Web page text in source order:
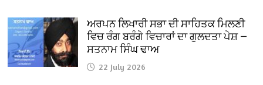
ਅਰਪਨ ਲਿਖਾਰੀ ਸਭਾ ਦੀ ਸਾਹਿਤਕ ਮਿਲਣੀ
ਵਿਚ ਰੰਗ ਬਰੰਗੇ ਵਿਚਾਰਾਂ ਦਾ ਗੁਲਦਤਾ ਪੇਸ਼ —
ਸਤਨਾਮ ਸਿੰਘ ਢਾਅ
22 July 2026